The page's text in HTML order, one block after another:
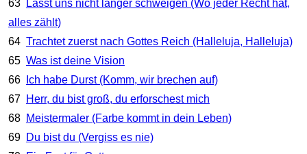
63
Lasst uns nicht länger schweigen (Wo jeder Recht hat,
alles zählt)
64 Trachtet zuerst nach Gottes Reich (Halleluja, Halleluja)
65 Was ist deine Vision
66
Ich habe Durst (Komm, wir brechen auf)
67 Herr, du bist groß, du erforschest mich
68 Meistermaler (Farbe kommt in dein Leben)
69 Du bist du (Vergiss es nie)